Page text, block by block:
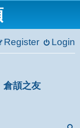
Login
Register
倉頡之友